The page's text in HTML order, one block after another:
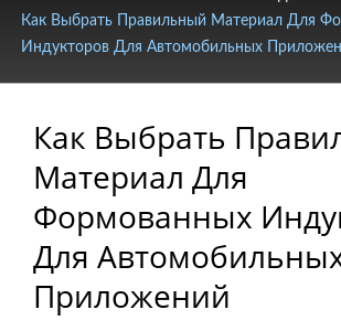
Автомобильных
| Производитель
Общего Режима Для
Силовых Линий |
Electronics
дросселях общего режима и
продукции
Как Выбрать Правильный Материал Для
Индукторов Для Автомобильных
Как Выбрать
Материал Для
Формованных
Для
Приложений